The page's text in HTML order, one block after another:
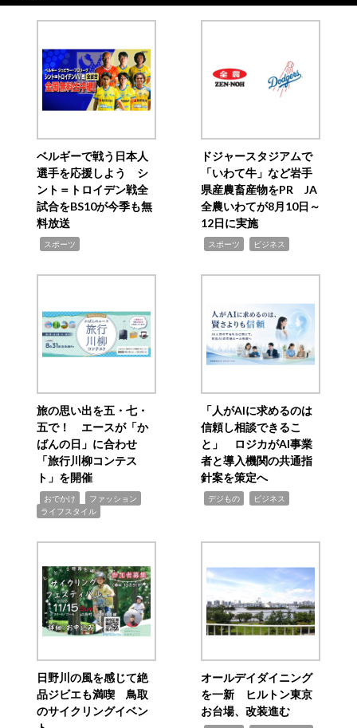
ベルギーで戦う日本人
選手を応援しよう シ
ント＝トロイデン戦全
試合をBS10が今季も無
料放送
スポーツ
ドジャースタジアムで
「いわて牛」など岩手
県産農畜産物をPR JA
全農いわてが8月10日～
12日に実施
スポーツ ビジネス
旅の思い出を五・七・
五で！ エースが「か
ばんの日」に合わせ
「旅行川柳コンテス
ト」を開催
おでかけ ファッション
ライフスタイル
「人がAIに求めるのは
信頼し相談できるこ
と」 ロジカがAI事業
者と導入機関の共通指
針案を策定へ
デジもの ビジネス
日野川の風を感じて絶
品ジビエも満喫 鳥取
のサイクリングイベン
オールデイダイニング
を一新 ヒルトン東京
お台場、改装進む